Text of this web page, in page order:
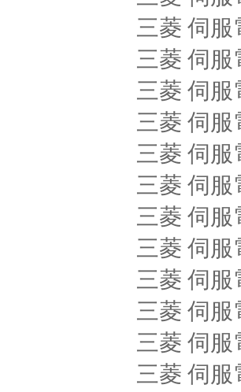
三菱 伺服
三菱 伺服
三菱 伺服
三菱 伺服
三菱 伺服
三菱 伺服
三菱 伺服
三菱 伺服
三菱 伺服
三菱 伺服
三菱 伺服
三菱 伺服